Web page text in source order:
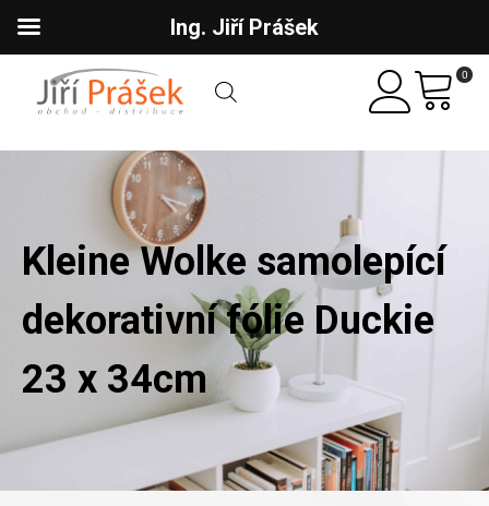
0
Kleine Wolke samolepící
dekorativní fólie Duckie
23 x 34cm
Ing. Jiří Prášek